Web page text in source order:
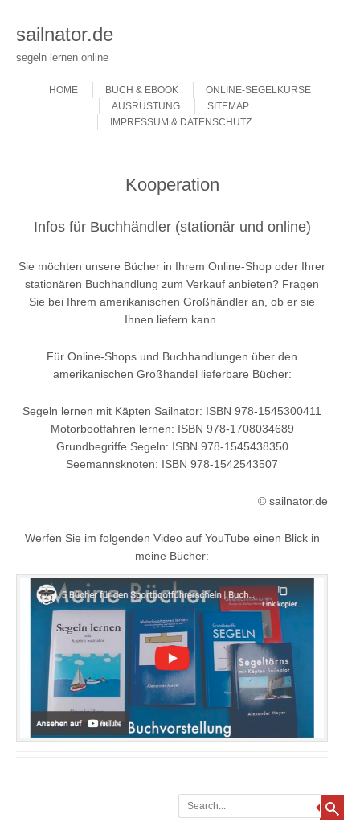
sailnator.de
segeln lernen online
MenuHOME
BUCH & EBOOK
ONLINE-SEGELKURSE
AUSRÜSTUNG
SITEMAP
IMPRESSUM & DATENSCHUTZ
Kooperation
Infos für Buchhändler (stationär und online)
Sie möchten unsere Bücher in Ihrem Online-Shop oder Ihrer
stationären Buchhandlung zum Verkauf anbieten? Fragen
Sie bei Ihrem amerikanischen Großhändler an, ob er sie
Ihnen liefern kann.
Für Online-Shops und Buchhandlungen über den
amerikanischen Großhandel lieferbare Bücher:
Segeln lernen mit Käpten Sailnator: ISBN 978-1545300411
Motorbootfahren lernen: ISBN 978-1708034689
Grundbegriffe Segeln: ISBN 978-1545438350
Seemannsknoten: ISBN 978-1542543507
© sailnator.de
Werfen Sie im folgenden Video auf YouTube einen Blick in
meine Bücher:
Search